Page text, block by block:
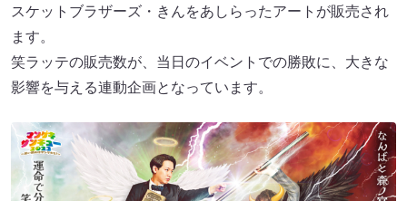
スケットブラザーズ・きんをあしらったアートが販売され
ます。
笑ラッテの販売数が、当日のイベントでの勝敗に、大きな
影響を与える連動企画となっています。